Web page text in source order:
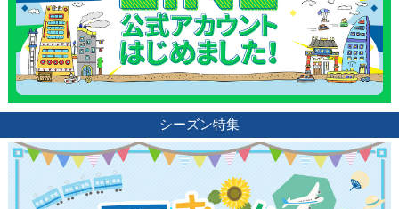
シーズン特集